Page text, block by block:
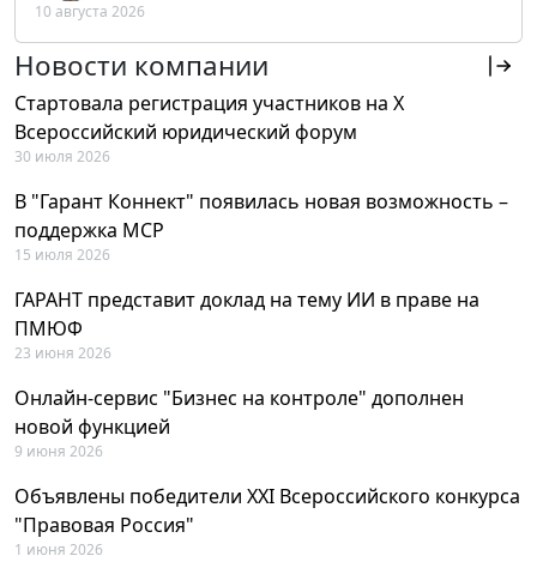
РФ
10 августа 2026
Новости компании
Стартовала регистрация участников на X
Всероссийский юридический форум
30 июля 2026
В "Гарант Коннект" появилась новая возможность –
поддержка MCP
15 июля 2026
ГАРАНТ представит доклад на тему ИИ в праве на
ПМЮФ
23 июня 2026
Онлайн-сервис "Бизнес на контроле" дополнен
новой функцией
9 июня 2026
Объявлены победители XXI Всероссийского конкурса
"Правовая Россия"
1 июня 2026